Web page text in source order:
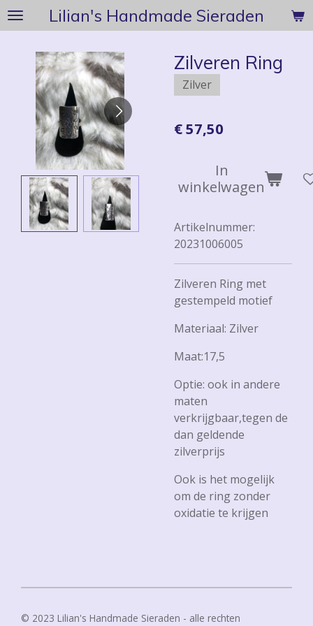
Ga
direct
hoofdinhoud
Lilian's Handmade Sieraden
Zilveren Ring
Zilver
€ 57,50
In
winkelwagen
Artikelnummer:
20231006005
Zilveren Ring met
gestempeld motief
Materiaal: Zilver
Maat:17,5
Optie: ook in andere
maten
verkrijgbaar,tegen de
dan geldende
zilverprijs
Ook is het mogelijk
om de ring zonder
oxidatie te krijgen
© 2023 Lilian's Handmade Sieraden - alle rechten